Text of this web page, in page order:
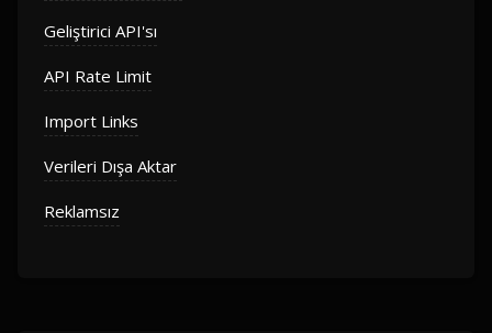
Geliştirici API'sı
API Rate Limit
Import Links
Verileri Dışa Aktar
Reklamsız